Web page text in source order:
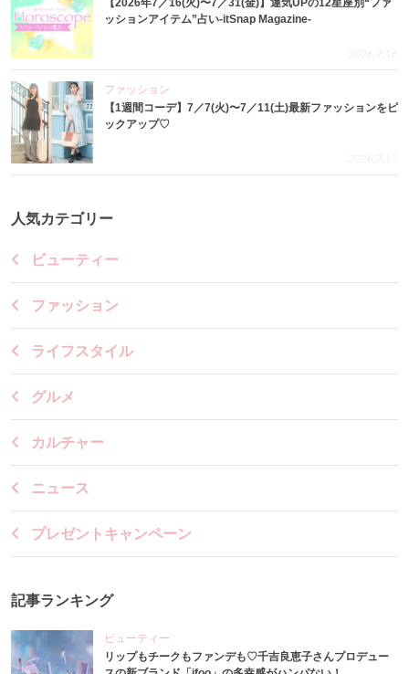
【2026年7／16(火)〜7／31(金)】運気UPの12星座別“ファ
ッションアイテム”占い-itSnap Magazine-
2026.7.16
ファッション
【1週間コーデ】7／7(火)〜7／11(土)最新ファッションをピ
ックアップ♡
2026.7.15
人気カテゴリー
ビューティー
ファッション
ライフスタイル
グルメ
カルチャー
ニュース
プレゼントキャンペーン
記事ランキング
ビューティー
リップもチークもファンデも♡千吉良恵子さんプロデュー